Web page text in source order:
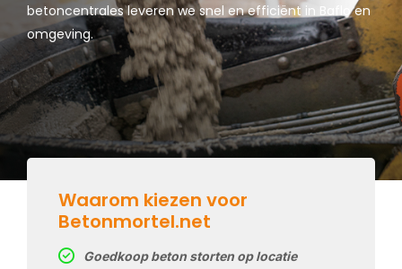
betoncentrales leveren we snel en efficiënt in Baflo en
omgeving.
Waarom kiezen voor
Betonmortel.net
Goedkoop beton storten op locatie